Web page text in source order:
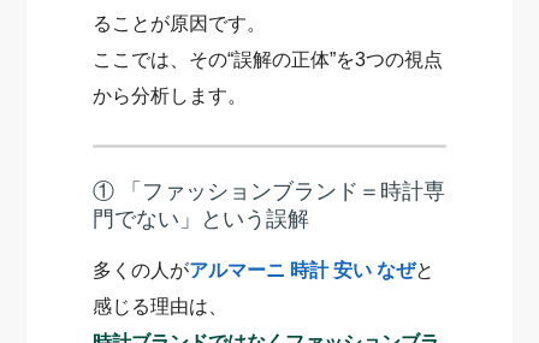
ることが原因です。
ここでは、その“誤解の正体”を3つの視点
から分析します。
① 「ファッションブランド＝時計専
門でない」という誤解
多くの人がアルマーニ 時計 安い なぜと
感じる理由は、